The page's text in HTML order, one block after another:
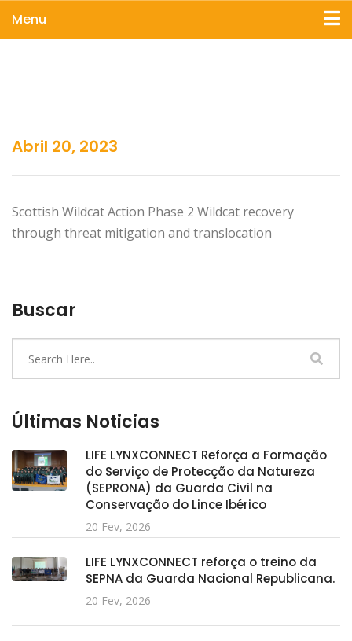
Menu
Abril 20, 2023
Scottish Wildcat Action Phase 2 Wildcat recovery
through threat mitigation and translocation
Buscar
Últimas Noticias
LIFE LYNXCONNECT Reforça a Formação
do Serviço de Protecção da Natureza
(SEPRONA) da Guarda Civil na
Conservação do Lince Ibérico
20 Fev, 2026
LIFE LYNXCONNECT reforça o treino da
SEPNA da Guarda Nacional Republicana.
20 Fev, 2026